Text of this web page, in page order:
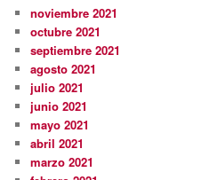
noviembre 2021
octubre 2021
septiembre 2021
agosto 2021
julio 2021
junio 2021
mayo 2021
abril 2021
marzo 2021